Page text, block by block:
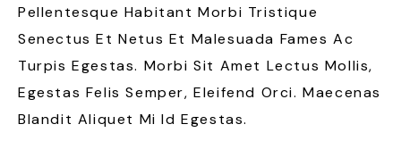
Pellentesque Habitant Morbi Tristique
Senectus Et Netus Et Malesuada Fames Ac
Turpis Egestas. Morbi Sit Amet Lectus Mollis,
Egestas Felis Semper, Eleifend Orci. Maecenas
Blandit Aliquet Mi Id Egestas.